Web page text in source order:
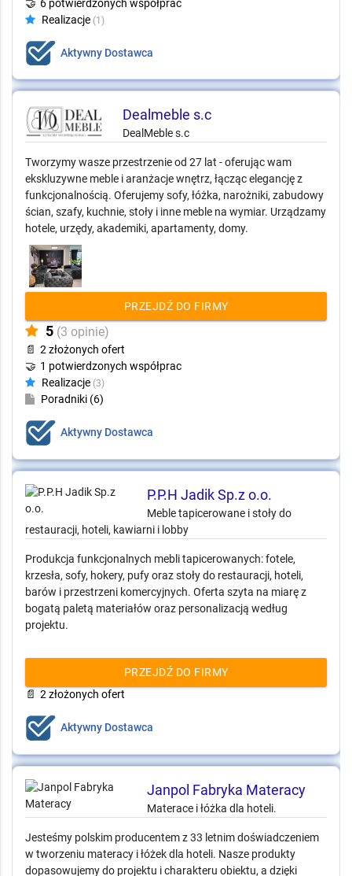
📄 14 złożonych ofert
Realizacje(1)
Aktywny Dostawca
Dealmeble s.c
DealMeble s.c
Tworzymy wasze przestrzenie od 27 lat - oferując wam
ekskluzywne meble i aranżacje wnętrz, łącząc elegancję z
funkcjonalnością. Oferujemy sofy, łóżka, narożniki, zabudowy
ścian, szafy, kuchnie, stoły i inne meble na wymiar. Urządzamy
hotele, urzędy, akademiki, apartamenty, domy.
5(3 opinie)
📄 2 złożonych ofert
🤝 1 potwierdzonych współprac
Poradniki (6)
Aktywny Dostawca
P.P.H Jadik Sp.z o.o.
Meble tapicerowane i stoły do restauracji,
hoteli, kawiarni i lobby
Produkcja funkcjonalnych mebli tapicerowanych: fotele,
krzesła, sofy, hokery, pufy oraz stoły do restauracji, hoteli,
barów i przestrzeni komercyjnych. Oferta szyta na miarę z
PRZEJDŹ DO FIRMY
📄 2 złożonych ofert
Aktywny Dostawca
Janpol Fabryka Materacy
Materace i łóżka dla hoteli.